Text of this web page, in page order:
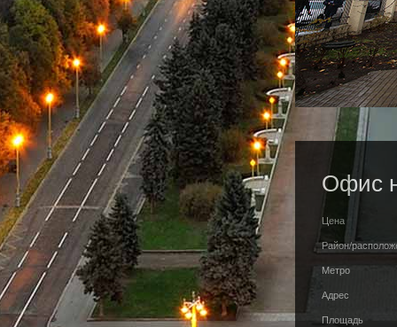
Офис
Цена
Район/
Метро
Адрес
Площадь